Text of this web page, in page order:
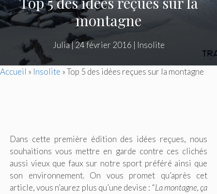
montagne
Julia| 24 février 2016 | Insolite
Accueil » Insolite »Top 5 des idées reçues sur la montagne
Dans cette première édition des idées reçues, nous
souhaitions vous mettre en garde contre ces clichés
aussi vieux que faux sur notre sport préféré ainsi que
son environnement. On vous promet qu’après cet
article, vous n’aurez plus qu’une devise : “La montagne, ça